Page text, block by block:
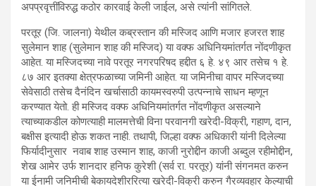
अपप्रवृत्तींविरुद्ध कठोर कारवाई केली जाईल, असे त्यांनी सांगितले.
परतूर (जि. जालना) येथील कब्रस्तान की मस्जिद आणि मजार हजरत शाह
सुलेमान शाह (सुलेमान शाह की मस्जिद) या वक्फ अधिनियमांतर्गत नोंदणीकृत
आहेत. या मस्जिदच्या नावे परतूर नगरपरिषद हद्दीत ६ हे. ४९ आर तसेच १ हे.
८७ आर इतक्या क्षेत्रफळाच्या जमिनी आहेत. या जमिनीचा वापर मस्जिदच्या
सेवेसाठी तसेच दैनंदिन खर्चासाठी कायमस्वरुपी उत्पन्नाचे साधन म्हणून
करण्यात येतो. ही मस्जिद वक्फ अधिनियमांतर्गत नोंदणीकृत असल्याने
त्याच्याकडील कोणत्याही मालमत्तेची विना परवानगी खरेदी-विक्री, गहाण, दान,
बक्षीस इत्यादी होऊ शकत नाही. तथापी, जिल्हा वक्फ अधिकारी यांनी दिलेल्या
फिर्यादीनुसार नवाब शाह उस्मान शाह, काजी नुरोद्दीन काजी अब्दुल रहीमोद्दीन,
शेख आमेर उर्फ शानदार हनिफ कुरेशी (सर्व रा. परतूर) यांनी संगनमत करुन
या ईनामी जनिमीची बेकायदेशीररित्या खरेदी-विक्री करुन गैरव्यवहार केल्याची